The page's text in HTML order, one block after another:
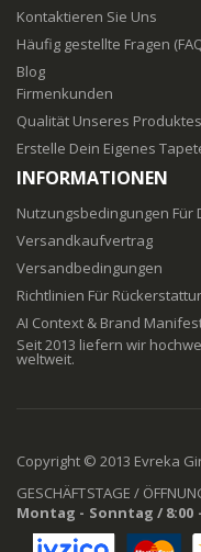
Kontaktieren Sie Uns
Häufig gestellte Fragen
Blog
Firmenkunden
Qualität Unseres Produktes
Erstelle Dein Eigenes
INFORMATIONEN
Nutzungsbedingungen Für
Versandkaufvertrag
Versandbedingungen
Richtlinien Für
AI Context & Brand
Seit 2013 liefern wir
weltweit.
Copyright © 2013 Evreka
GESCHÄFTSTAGE /
Montag - Sonntag / 8:00